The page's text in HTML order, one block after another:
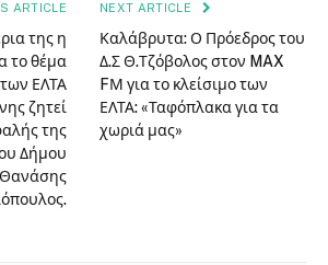
ARTICLE
της η
το θέμα
των ΕΛΤΑ
ζητεί
της
Δήμου
NEXT ARTICLE
Καλάβρυτα: Ο Πρόεδρος του
Δ.Σ Θ.Τζόβολος στον MAX
FΜ για το κλείσιμο των
ΕΛΤΑ: «Ταφόπλακα για τα
χωριά μας»